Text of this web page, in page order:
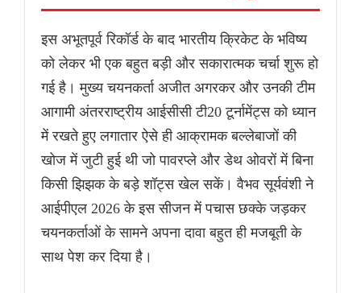
इस अभूतपूर्व रिकॉर्ड के बाद भारतीय क्रिकेट के भविष्य
को लेकर भी एक बहुत बड़ी और सकारात्मक चर्चा शुरू हो
गई है। मुख्य चयनकर्ता अजीत अगरकर और उनकी टीम
आगामी अंतरराष्ट्रीय आईसीसी टी20 टूर्नामेंट्स को ध्यान
में रखते हुए लगातार ऐसे ही आक्रामक बल्लेबाजों की
खोज में जुटी हुई थी जो पावरप्ले और डेथ ओवरों में बिना
किसी झिझक के बड़े शॉट्स खेल सकें। वैभव सूर्यवंशी ने
आईपीएल 2026 के इस सीजन में पचास छक्के जड़कर
चयनकर्ताओं के सामने अपना दावा बहुत ही मजबूती के
साथ पेश कर दिया है।